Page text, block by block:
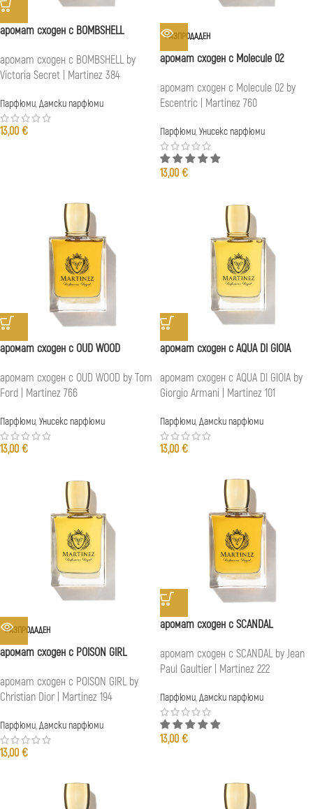
аромат сходен с BOMBSHELL
аромат сходен с BOMBSHELL by
Victoria Secret | Martinez 384
Парфюми,Дамски парфюми
13,00 €
РАЗПРОДАДЕН
аромат сходен с Molecule 02
аромат сходен с Molecule 02 by
Escentric | Martinez 760
Парфюми,Унисекс парфюми
13,00 €
аромат сходен с OUD WOOD
аромат сходен с OUD WOOD by Tom
Ford | Martinez 766
Парфюми,Унисекс парфюми
13,00 €
аромат сходен с AQUA DI GIOIA
аромат сходен с AQUA DI GIOIA by
Giorgio Armani | Martinez 101
Парфюми,Дамски парфюми
13,00 €
РАЗПРОДАДЕН
аромат сходен с POISON GIRL
аромат сходен с POISON GIRL by
Christian Dior | Martinez 194
Парфюми,Дамски парфюми
13,00 €
аромат сходен с SCANDAL
аромат сходен с SCANDAL by Jean
Paul Gaultier | Martinez 222
Парфюми,Дамски парфюми
13,00 €